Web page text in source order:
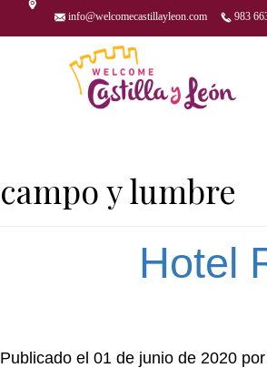
info@welcomecastillayleon.com 983
campo y lumbre
Hotel
Publicado el 01 de junio de 2020 por